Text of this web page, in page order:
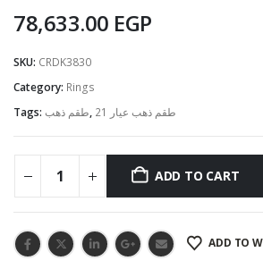
78,633.00 EGP
SKU: CRDK3830
Category: Rings
Tags: طقم ذهب, طقم ذهب عيار 21
ADD TO CART
ADD TO